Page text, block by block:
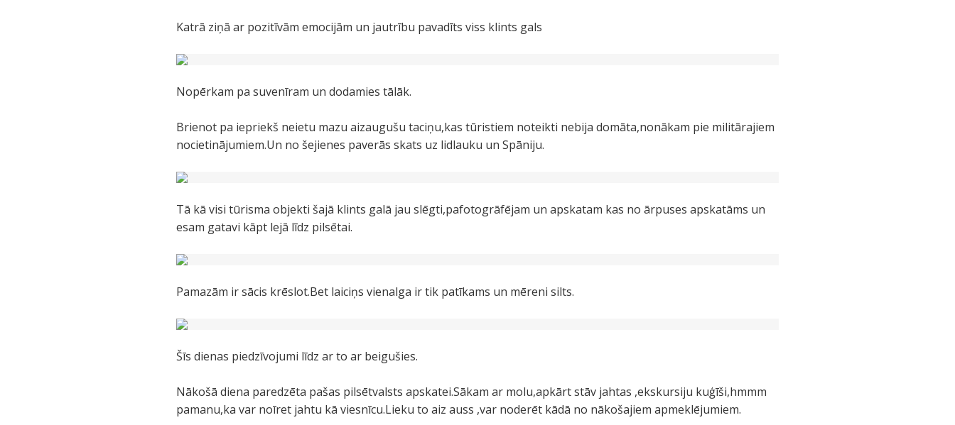
Katrā ziņā ar pozitīvām emocijām un jautrību pavadīts viss klints gals
Nopērkam pa suvenīram un dodamies tālāk.
Brienot pa iepriekš neietu mazu aizaugušu taciņu,kas tūristiem noteikti nebija domāta,nonākam pie militārajiem
nocietinājumiem.Un no šejienes paverās skats uz lidlauku un Spāniju.
Tā kā visi tūrisma objekti šajā klints galā jau slēgti,pafotogrāfējam un apskatam kas no ārpuses apskatāms un
esam gatavi kāpt lejā līdz pilsētai.
Pamazām ir sācis krēslot.Bet laiciņs vienalga ir tik patīkams un mēreni silts.
Šīs dienas piedzīvojumi līdz ar to ar beigušies.
Nākošā diena paredzēta pašas pilsētvalsts apskatei.Sākam ar molu,apkārt stāv jahtas ,ekskursiju kuģīši,hmmm
pamanu,ka var noīret jahtu kā viesnīcu.Lieku to aiz auss ,var noderēt kādā no nākošajiem apmeklējumiem.